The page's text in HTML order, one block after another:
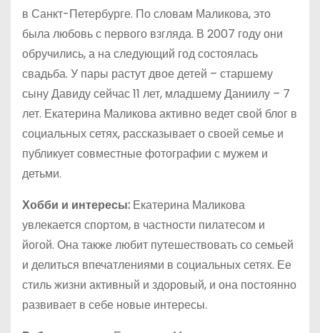
в Санкт-Петербурге. По словам Маликова, это
была любовь с первого взгляда. В 2007 году они
обручились, а на следующий год состоялась
свадьба. У пары растут двое детей – старшему
сыну Давиду сейчас 11 лет, младшему Даниилу – 7
лет. Екатерина Маликова активно ведет свой блог в
социальных сетях, рассказывает о своей семье и
публикует совместные фотографии с мужем и
детьми.
Хобби и интересы: Екатерина Маликова
увлекается спортом, в частности пилатесом и
йогой. Она также любит путешествовать со семьей
и делиться впечатлениями в социальных сетях. Ее
стиль жизни активный и здоровый, и она постоянно
развивает в себе новые интересы.